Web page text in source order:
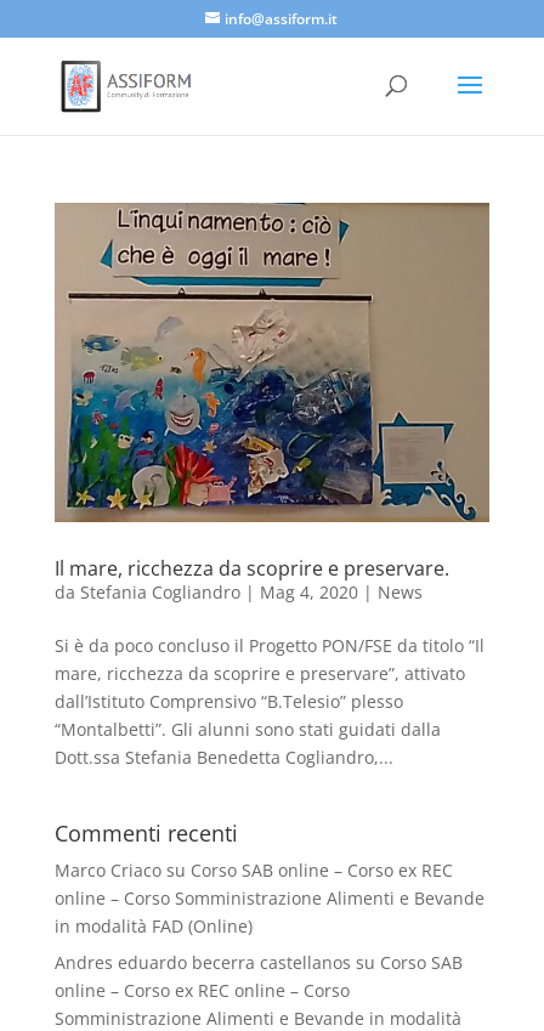
info@assiform.it
Il mare, ricchezza da scoprire e preservare.
da Stefania Cogliandro| Mag 4, 2020| News
Si è da poco concluso il Progetto PON/FSE da titolo “Il
mare, ricchezza da scoprire e preservare”, attivato
dall’Istituto Comprensivo “B.Telesio” plesso
“Montalbetti”. Gli alunni sono stati guidati dalla
Dott.ssa Stefania Benedetta Cogliandro,...
Commenti recenti
Marco Criacosu Corso SAB online – Corso ex REC
online – Corso Somministrazione Alimenti e Bevande
in modalità FAD (Online)
Andres eduardo becerra castellanos su Corso SAB
online – Corso ex REC online – Corso
Somministrazione Alimenti e Bevande in modalità